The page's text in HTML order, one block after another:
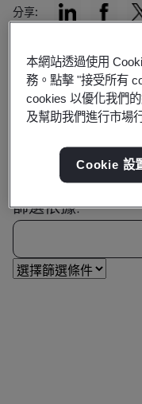
分享:
尋找適合您的
篩選依據:
本網站透過使用
務。點擊 "接受所有
cookies 以優化我們
及幫助我們進行市場
Cookie 設